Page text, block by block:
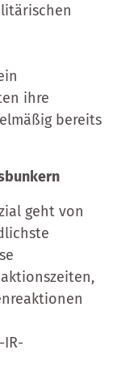
ihre
bereits
geht von
IR-